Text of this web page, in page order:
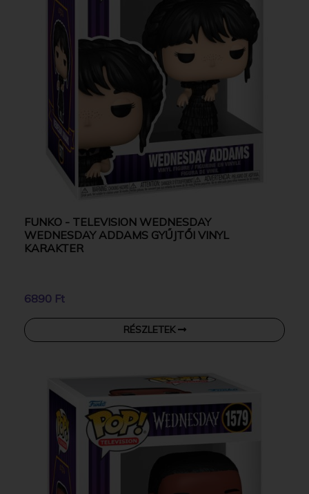
FUNKO - TELEVISION WEDNESDAY
WEDNESDAY ADDAMS GYŰJTŐI VINYL
KARAKTER
6890 Ft
RÉSZLETEK